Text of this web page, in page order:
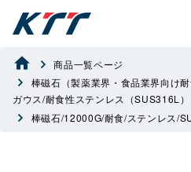
商品一覧ページ
棒磁石（製薬業界・食品業界向け
ガウス/耐食性ステンレス（SUS316L）
棒磁石/12000G/耐食/ステンレス/